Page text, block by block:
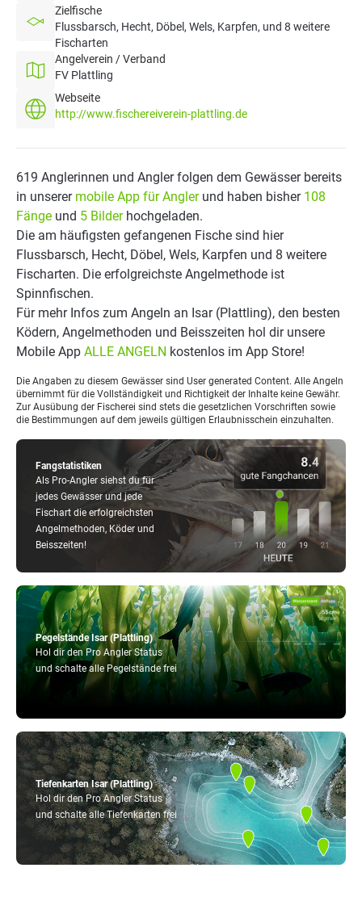
Zielfische
Flussbarsch, Hecht, Döbel, Wels, Karpfen, und 8 weitere
Fischarten
Angelverein / Verband
FV Plattling
Webseite
http://www.fischereiverein-plattling.de
Tiefenkarten Isar (Plattling)
Hol dir den Pro Angler Status
und schalte alle Tiefenkarten frei
Pegelstände Isar (Plattling)
Hol dir den Pro Angler Status
und schalte alle Pegelstände frei
Fangstatistiken
Als Pro-Angler siehst du für
jedes Gewässer und jede
Fischart die erfolgreichsten
Angelmethoden, Köder und
Beisszeiten!
619 Anglerinnen und Angler folgen dem Gewässer bereits
in unserer mobile App für Anglerund haben bisher 108
Fänge und 5 Bilderhochgeladen.
Die am häufigsten gefangenen Fische sind hier
Flussbarsch, Hecht, Döbel, Wels, Karpfen und 8 weitere
Fischarten. Die erfolgreichste Angelmethode ist
Spinnfischen.
Für mehr Infos zum Angeln an Isar (Plattling), den besten
Ködern, Angelmethoden und Beisszeiten hol dir unsere
Mobile App ALLE ANGELN kostenlos im App Store!
Die Angaben zu diesem Gewässer sind User generated Content. Alle Angeln
übernimmt für die Vollständigkeit und Richtigkeit der Inhalte keine Gewähr.
Zur Ausübung der Fischerei sind stets die gesetzlichen Vorschriften sowie
die Bestimmungen auf dem jeweils gültigen Erlaubnisschein einzuhalten.